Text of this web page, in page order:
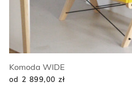
Komoda WIDE
od 2 899,00 zł